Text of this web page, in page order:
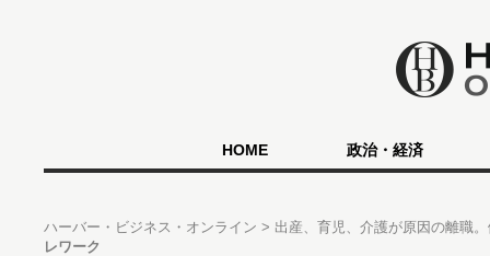
HOME 政治・経済
ハーバー・ビジネス・オンライン
出産、育児、介護が原因の離職
レワーク